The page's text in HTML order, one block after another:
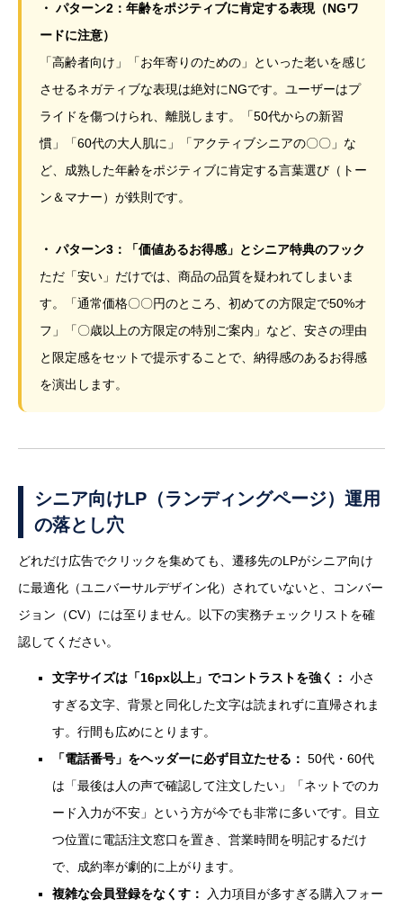
・ パターン2：年齢をポジティブに肯定する表現（NGワ
ードに注意）
「高齢者向け」「お年寄りのための」といった老いを感じ
させるネガティブな表現は絶対にNGです。ユーザーはプ
ライドを傷つけられ、離脱します。「50代からの新習
慣」「60代の大人肌に」「アクティブシニアの〇〇」な
ど、成熟した年齢をポジティブに肯定する言葉選び（トー
ン＆マナー）が鉄則です。
・ パターン3：「価値あるお得感」とシニア特典のフック
ただ「安い」だけでは、商品の品質を疑われてしまいま
す。「通常価格〇〇円のところ、初めての方限定で50%オ
フ」「〇歳以上の方限定の特別ご案内」など、安さの理由
と限定感をセットで提示することで、納得感のあるお得感
を演出します。
シニア向けLP（ランディングページ）運用
の落とし穴
どれだけ広告でクリックを集めても、遷移先のLPがシニア向け
に最適化（ユニバーサルデザイン化）されていないと、コンバー
ジョン（CV）には至りません。以下の実務チェックリストを確
認してください。
文字サイズは「16px以上」でコントラストを強く： 小さ
すぎる文字、背景と同化した文字は読まれずに直帰されま
す。行間も広めにとります。
「電話番号」をヘッダーに必ず目立たせる： 50代・60代
は「最後は人の声で確認して注文したい」「ネットでのカ
ード入力が不安」という方が今でも非常に多いです。目立
つ位置に電話注文窓口を置き、営業時間を明記するだけ
で、成約率が劇的に上がります。
複雑な会員登録をなくす：
入力項目が多すぎる購入フォー